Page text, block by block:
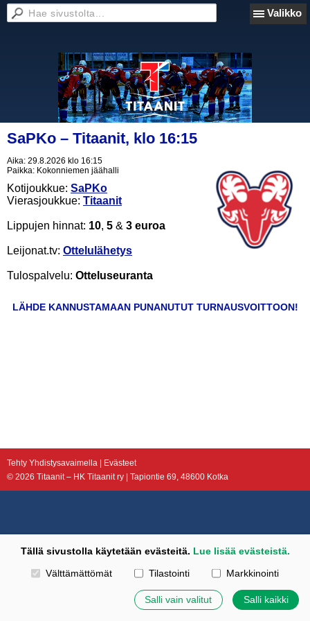
Valikko
SaPKo – Titaanit, klo 16:15
Aika: 29.8.2026 klo 16:15
Paikka: Kokonniemen jäähalli
Kotijoukkue: SaPKo
Vierasjoukkue: Titaanit
Lippujen hinnat: 10, 5 & 3 euroa
Leijonat.tv: Ottelulähetys
Tulospalvelu: Otteluseuranta
LÄHDE KANNUSTAMAAN PUNANUTUT TURNAUSVOITTOON!
Tehty Yhdistysavaimella
Evästeet
© 2026 Titaanit – HK Titaanit ry | Tapiontie 69, 48600 Kotka
Tällä sivustolla käytetään evästeitä. Lue lisää evästeistä.
Valitse käytettävät evästeet
Välttämättömät Tilastointi Markkinointi
Salli vain valitut Salli kaikki